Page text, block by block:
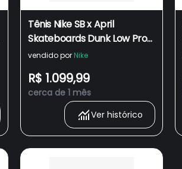
Tênis Nike SB x April
Skateboards Dunk Low Pro
White and Multi-Colour
vendido por Nike
R$ 1.099,99
cerca de 1 mês
Ver histórico